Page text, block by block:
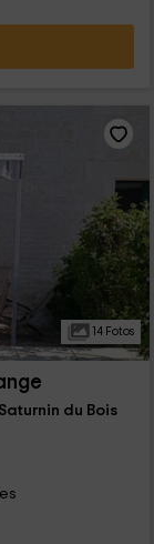
14 Fotos
du Bois